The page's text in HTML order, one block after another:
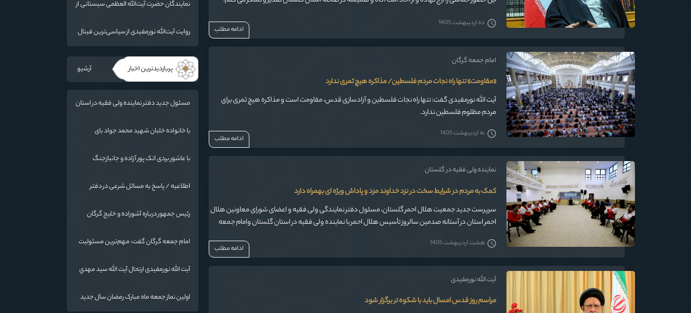
ده اردیبهشت 1405
ادامه مطلب
امام جمعه گرگان
«مقاومت» تنها راه نجات مردم فلسطین/ مذاکره هیچ ثمری ندارد
آیت الله نورمفیدی گفت: تنها راه نجات فلسطین و آزادسازی قدس، مقاومت است و مذاکره هیچ ثمری برای
مردم مظلوم فلسطین ندارد.
نه اردیبهشت 1405
ادامه مطلب
نماینده ولی فقیه در گلستان
کمک به مردم در شرایط سخت در نزد خداوند مزد و پاداش ویژه ای بهمراه دارد
سرپرست جدید جمعیت هلال احمر گلستان، مسئول دفتر نمایندگی ولی فقیه و اعضای شورای معاونین هلال
احمر استان در آستانه صدمین سالروز تأسیس هلال احمر با نماینده ولی فقیه در استان گلستان وامام جمعه
هشت اردیبهشت 1405
ادامه مطلب
آیت الله نورمفیدی
مراسم روز قدس امسال باید با شکوه تر برگزار شود
نمایندگان حضرت آیت‌الله العظمی سیستانی از
تجلیل کردند
روایت آیت‌الله نورمفیدی از سیاسی‌ترین فینال
می‌نشیند
پربازدیدترین اخبار
آرشیو
مسئول جدید دفتر نماینده ولی فقیه در استان
با خانواده خلبان شهید محمد جواد بای
با عاشور بردی اتک پور آزاده و جانبازجنگ
اطلاعیه / پاسخ به مسائل شرعی در دفتر
رئیس جمهور درباره آشوراده و خلیج گرگان
امام جمعه گرگان گفت: مهم‌ترین مسئولیت
دانش‌آموزان، انسان‌سازی و تربیت نیروهای
موثر و مفید برای آینده ایران اسلامی است.
آیت الله نورمفیدی ارتحال آیت الله سيد مهدي
اولین نماز جمعه ماه مبارک رمضان سال جدید